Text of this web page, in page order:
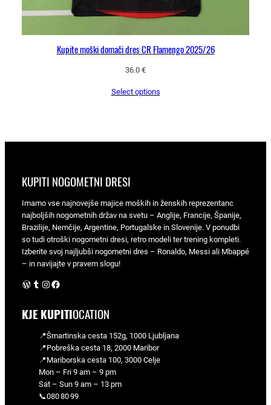
Kupite moški domači dres CR Flamengo 2025/26
36.0 €
Select options
KUPITI NOGOMETNI DRESI
Imamo vse najnovejše majice moških in ženskih reprezentanc
najboljših nogometnih držav na svetu – Anglije, Francije, Španije,
Brazilije, Nemčije, Argentine, Portugalske in Slovenije. V ponudbi
so tudi otroški nogometni dresi, retro modeli ter trening kompleti.
Izberite svoj najljubši nogometni dres – Ronaldo, Messi ali Mbappé
– in navijajte v pravem slogu!
WordPress Instagram Facebook
KJE KUPITIOCATION
📍Šmartinska cesta 152g, 1000 Ljubljana
📍Pobreška cesta 18, 2000 Maribor
📍Mariborska cesta 100, 3000 Celje
Mon – Fri 9 am – 9 pm
Sat – Sun 9 am – 13 pm
📞080 80 99